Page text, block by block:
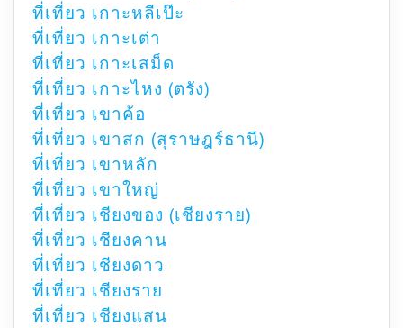
ที่เที่ยว เกาะหลีเป๊ะ
ที่เที่ยว เกาะเต่า
ที่เที่ยว เกาะเสม็ด
ที่เที่ยว เกาะไหง (ตรัง)
ที่เที่ยว เขาค้อ
ที่เที่ยว เขาสก (สุราษฎร์ธานี)
ที่เที่ยว เขาหลัก
ที่เที่ยว เขาใหญ่
ที่เที่ยว เชียงของ (เชียงราย)
ที่เที่ยว เชียงคาน
ที่เที่ยว เชียงดาว
ที่เที่ยว เชียงราย
ที่เที่ยว เชียงแสน